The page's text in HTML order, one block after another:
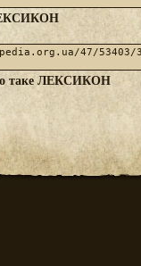
таке ЛЕКСИКОН